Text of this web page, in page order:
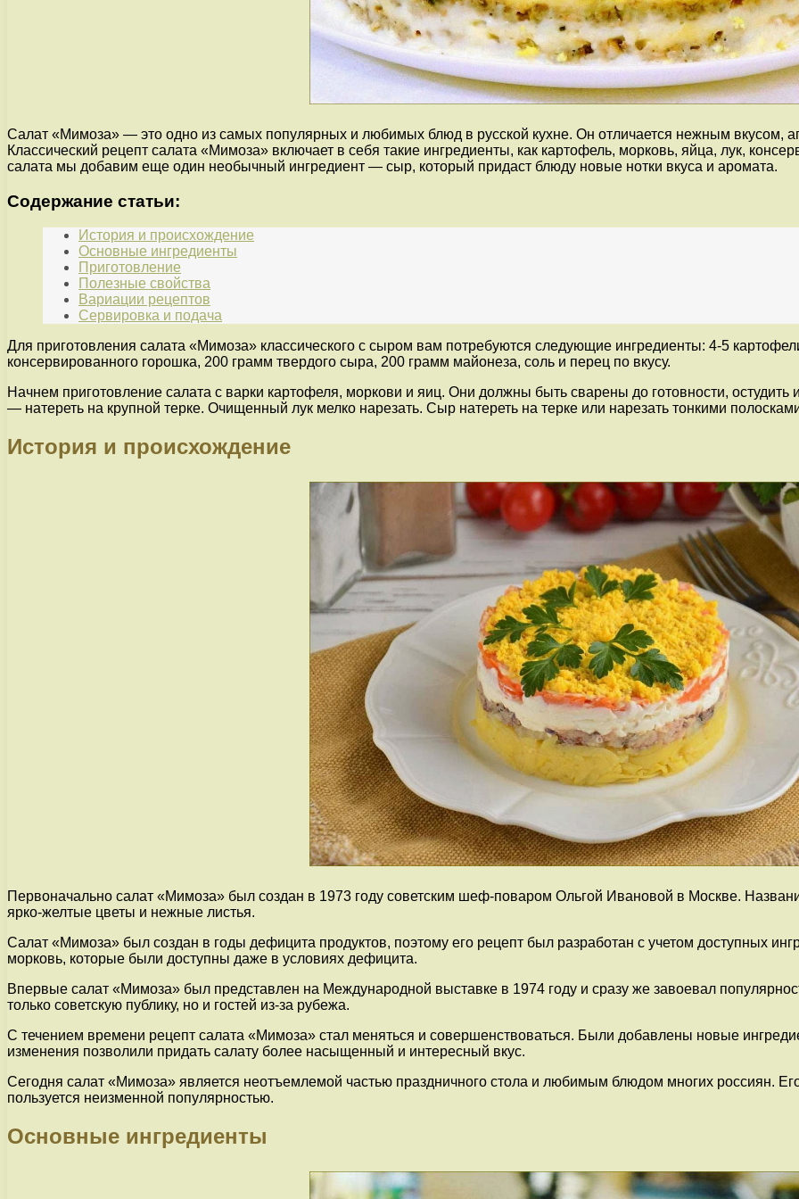
Салат «Мимоза» — это одно из самых популярных и любимых блюд в русской кухне. Он отличается нежным вкусом,
Классический рецепт салата «Мимоза» включает в себя такие ингредиенты, как картофель, морковь, яйца, лук,
салата мы добавим еще один необычный ингредиент — сыр, который придаст блюду новые нотки вкуса и аромата.
Содержание статьи:
История и происхождение
Основные ингредиенты
Приготовление
Полезные свойства
Вариации рецептов
Сервировка и подача
Для приготовления салата «Мимоза» классического с сыром вам потребуются следующие ингредиенты: 4-5
консервированного горошка, 200 грамм твердого сыра, 200 грамм майонеза, соль и перец по вкусу.
Начнем приготовление салата с варки картофеля, моркови и яиц. Они должны быть сварены до готовности, остудить
— натереть на крупной терке. Очищенный лук мелко нарезать. Сыр натереть на терке или нарезать тонкими
История и происхождение
Первоначально салат «Мимоза» был создан в 1973 году советским шеф-поваром Ольгой Ивановой в Москве.
ярко-желтые цветы и нежные листья.
Салат «Мимоза» был создан в годы дефицита продуктов, поэтому его рецепт был разработан с учетом доступных
морковь, которые были доступны даже в условиях дефицита.
Впервые салат «Мимоза» был представлен на Международной выставке в 1974 году и сразу же завоевал
только советскую публику, но и гостей из-за рубежа.
С течением времени рецепт салата «Мимоза» стал меняться и совершенствоваться. Были добавлены новые
изменения позволили придать салату более насыщенный и интересный вкус.
Сегодня салат «Мимоза» является неотъемлемой частью праздничного стола и любимым блюдом многих россиян.
пользуется неизменной популярностью.
Основные ингредиенты